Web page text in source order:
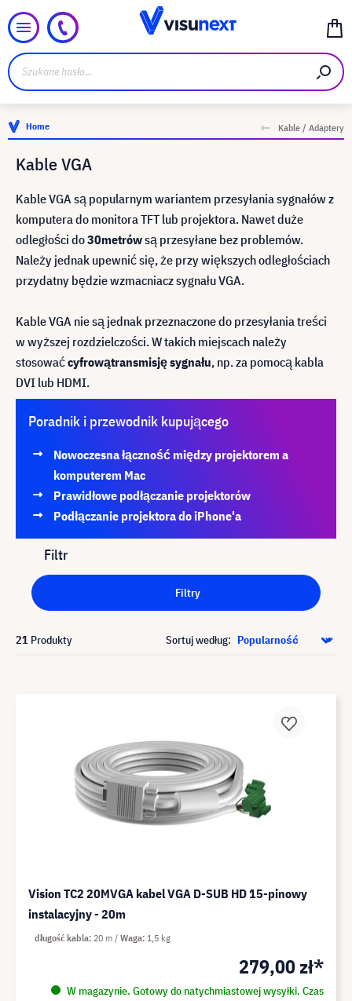
Home Kable / Adaptery
Kable VGA
Kable VGA są popularnym wariantem przesyłania sygnałów z
komputera do monitora TFT lub projektora. Nawet duże
odległości do30metrówsą przesyłane bez problemów.
Należy jednak upewnić się, że przy większych odległościach
przydatny będzie wzmacniacz sygnału VGA.
Kable VGA nie są jednak przeznaczone do przesyłania treści
w wyższej rozdzielczości. W takich miejscach należy
stosowaćcyfrowątransmisję sygnału, np. za pomocą kabla
DVI lub HDMI.
Poradnik i przewodnik kupującego
Nowoczesna łączność między projektorem a
komputerem Mac
Prawidłowe podłączanie projektorów
Podłączanie projektora do iPhone'a
Filtr
Filtry
21 Produkty Sortuj według:
Vision TC2 20MVGA kabel VGA D-SUB HD 15-pinowy
instalacyjny - 20m
279,00 zł*
W magazynie. Gotowy do natychmiastowej wysyłki. Czas
długość kabla 20 m Waga 1,5 kg